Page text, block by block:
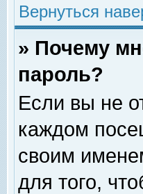
Вернуться
» Почему
пароль?
Если вы не
каждом
своим
для того,